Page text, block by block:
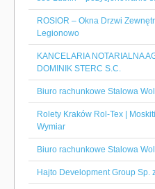
ROSIOR – Okna Drzwi
Legionowo
KANCELARIA NOTARIALNA
DOMINIK STERC S.C.
Biuro rachunkowe Stalowa
Rolety Kraków Rol-Tex |
Wymiar
Biuro rachunkowe Stalowa
Hajto Development Group Sp.